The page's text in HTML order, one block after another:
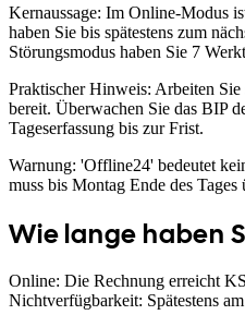
Kernaussage: Im Online-Modus
haben Sie bis spätestens zum
Störungsmodus haben Sie 7
Praktischer Hinweis: Arbeiten
bereit. Überwachen Sie das BIP
Tageserfassung bis zur Frist.
Warnung: 'Offline24' bedeutet
muss bis Montag Ende des
Wie lange haben
Online: Die Rechnung erreicht
Nichtverfügbarkeit: Spätestens